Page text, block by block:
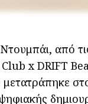
από
x DRIFT